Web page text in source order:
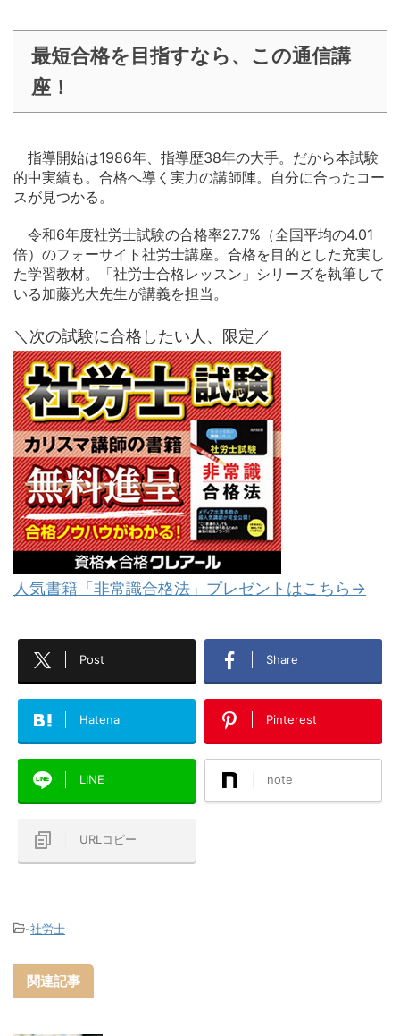
最短合格を目指すなら、この通信講
座！
指導開始は1986年、指導歴38年の大手。だから本試験
的中実績も。合格へ導く実力の講師陣。自分に合ったコー
スが見つかる。
令和6年度社労士試験の合格率27.7%（全国平均の4.01
倍）のフォーサイト社労士講座。合格を目的とした充実し
た学習教材。「社労士合格レッスン」シリーズを執筆して
いる加藤光大先生が講義を担当。
＼次の試験に合格したい人、限定／
人気書籍「非常識合格法」プレゼントはこちら→
Post Share
Hatena Pinterest
LINE note
URLコピー
-社労士
関連記事